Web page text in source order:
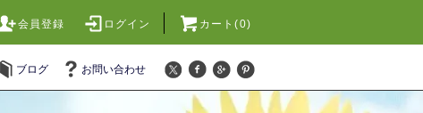
会員登録 ログイン カート(0)
ブログ お問い合わせ